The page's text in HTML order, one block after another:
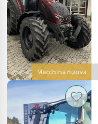
Macchina nuova